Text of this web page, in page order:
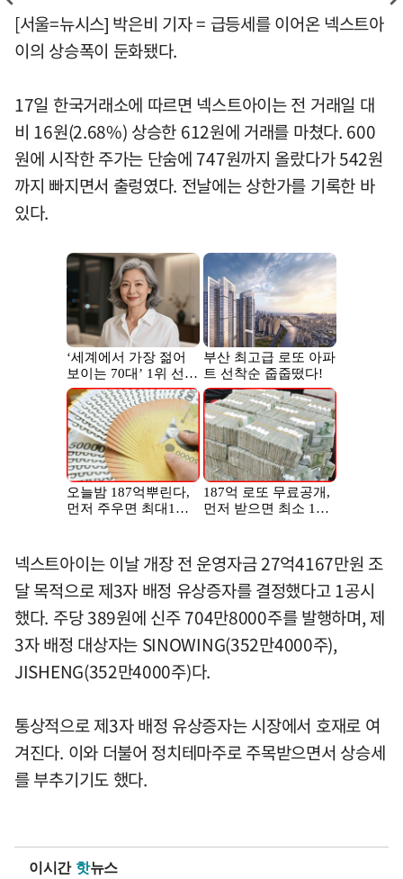
[서울=뉴시스] 박은비 기자 = 급등세를 이어온 넥스트아
이의 상승폭이 둔화됐다.
17일 한국거래소에 따르면 넥스트아이는 전 거래일 대
비 16원(2.68%) 상승한 612원에 거래를 마쳤다. 600
원에 시작한 주가는 단숨에 747원까지 올랐다가 542원
까지 빠지면서 출렁였다. 전날에는 상한가를 기록한 바
있다.
넥스트아이는 이날 개장 전 운영자금 27억4167만원 조
달 목적으로 제3자 배정 유상증자를 결정했다고 1공시
했다. 주당 389원에 신주 704만8000주를 발행하며, 제
3자 배정 대상자는 SINOWING(352만4000주),
JISHENG(352만4000주)다.
통상적으로 제3자 배정 유상증자는 시장에서 호재로 여
겨진다. 이와 더불어 정치테마주로 주목받으면서 상승세
를 부추기기도 했다.
이시간 핫뉴스